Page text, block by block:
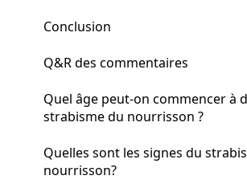
Conclusion
Q&R des commentaires
Quel âge peut-on commencer à
strabisme du nourrisson ?
Quelles sont les signes du
nourrisson?